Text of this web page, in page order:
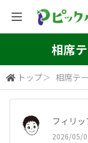
全体検索相席
トップ＞ 相席テ
フィリッ
2026/05/